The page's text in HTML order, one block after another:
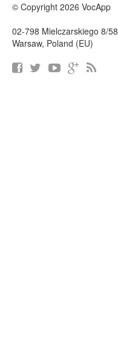
© Copyright 2026 VocApp
02-798 Mielczarskiego 8/58
Warsaw, Poland (EU)